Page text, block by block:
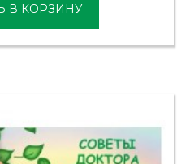
В КОРЗИНУ